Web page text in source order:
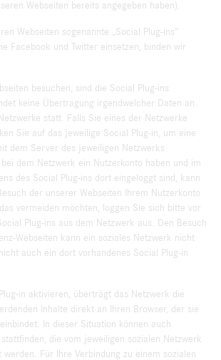
Webseiten bereits angegeben haben).
Webseiten sogenannte „Social Plug-ins“
Facebook und Twitter einsetzen, binden wir
besuchen, sind die Social Plug-ins
keine Übertragung irgendwelcher Daten an
statt. Falls Sie eines der Netzwerke
Sie auf das jeweilige Social Plug-in, um eine
dem Server des jeweiligen Netzwerks
dem Netzwerk ein Nutzerkonto haben und im
des Social Plug-ins dort eingeloggt sind, kann
der unserer Webseiten Ihrem Nutzerkonto
vermeiden möchten, loggen Sie sich bitte vor
Plug-ins aus dem Netzwerk aus. Den Besuch
Webseiten kann ein soziales Netzwerk nicht
auch ein dort vorhandenes Social Plug-in
in aktivieren, überträgt das Netzwerk die
Inhalte direkt an Ihren Browser, der sie
In dieser Situation können auch
die vom jeweiligen sozialen Netzwerk
Für Ihre Verbindung zu einem sozialen